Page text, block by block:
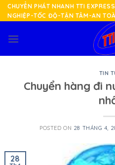
Skip
to
CHUYỂN PHÁT NHANH TTI
NGHIỆP-TỐC ĐỘ-TẬN TÂM-AN
TIN
Chuyển hàng đi
POSTED ON 28 THÁNG 4,
28